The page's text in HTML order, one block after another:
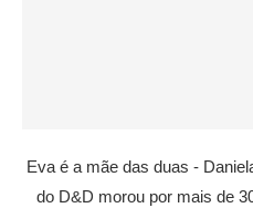
Eva é a mãe das duas -
do D&D morou por mais de